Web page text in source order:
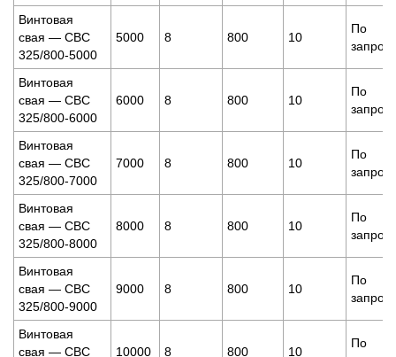
Винтовая
свая — СВС
325/800-5000
5000 8 800 10
По
запросу
Винтовая
свая — СВС
325/800-6000
6000 8 800 10
По
запросу
Винтовая
свая — СВС
325/800-7000
7000 8 800 10
По
запросу
Винтовая
свая — СВС
325/800-8000
8000 8 800 10
По
запросу
Винтовая
свая — СВС
325/800-9000
9000 8 800 10
По
запросу
Винтовая
свая — СВС
10000 8 800 10
По